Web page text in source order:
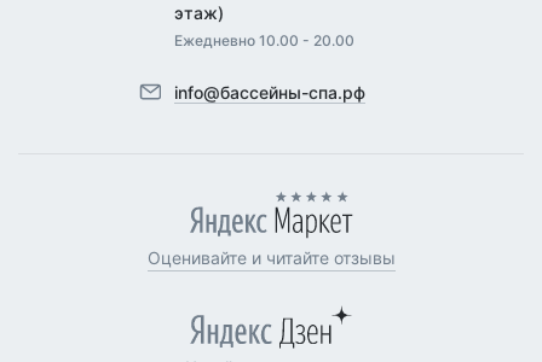
этаж)
Ежедневно 10.00 - 20.00
info@бассейны-спа.рф
Оценивайте и читайте отзывы